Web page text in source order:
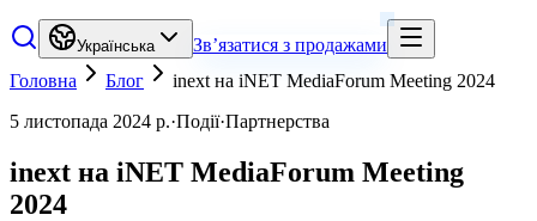
Українська
Зв’язатися з продажами
Головна
Блог
inext на iNET MediaForum Meeting 2024
5 листопада 2024 р.·Події·Партнерства
inext на iNET MediaForum Meeting
2024